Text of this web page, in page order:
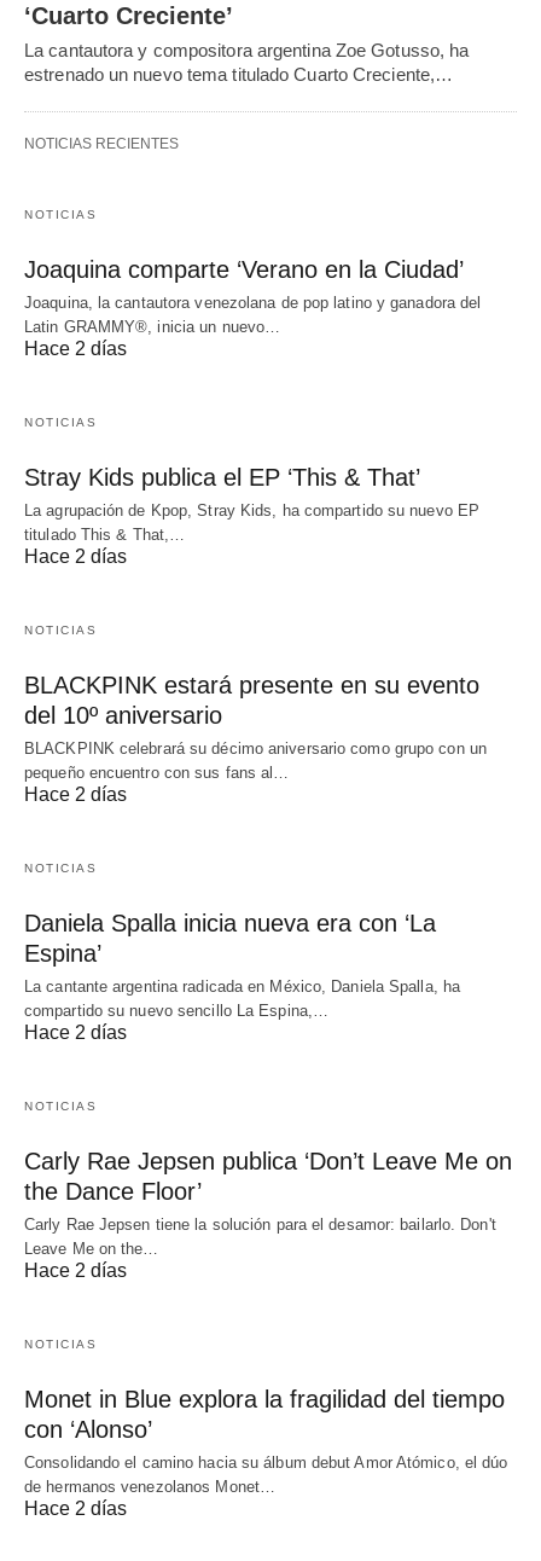
‘Cuarto Creciente’
La cantautora y compositora argentina Zoe Gotusso, ha
estrenado un nuevo tema titulado Cuarto Creciente,…
NOTICIAS RECIENTES
NOTICIAS
Joaquina comparte ‘Verano en la Ciudad’
Joaquina, la cantautora venezolana de pop latino y ganadora del
Latin GRAMMY®, inicia un nuevo…
Hace 2 días
NOTICIAS
Stray Kids publica el EP ‘This & That’
La agrupación de Kpop, Stray Kids, ha compartido su nuevo EP
titulado This & That,…
Hace 2 días
NOTICIAS
BLACKPINK estará presente en su evento
del 10º aniversario
BLACKPINK celebrará su décimo aniversario como grupo con un
pequeño encuentro con sus fans al…
Hace 2 días
NOTICIAS
Daniela Spalla inicia nueva era con ‘La
Espina’
La cantante argentina radicada en México, Daniela Spalla, ha
compartido su nuevo sencillo La Espina,…
Hace 2 días
NOTICIAS
Carly Rae Jepsen publica ‘Don’t Leave Me on
the Dance Floor’
Carly Rae Jepsen tiene la solución para el desamor: bailarlo. Don't
Leave Me on the…
Hace 2 días
NOTICIAS
Monet in Blue explora la fragilidad del tiempo
con ‘Alonso’
Consolidando el camino hacia su álbum debut Amor Atómico, el dúo
de hermanos venezolanos Monet…
Hace 2 días